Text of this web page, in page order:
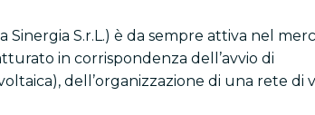
Sinergia S.r.L.) è da sempre attiva nel
in corrispondenza dell’avvio di
dell’organizzazione di una rete di